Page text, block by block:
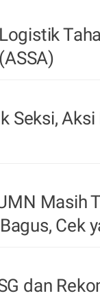
Seksi,
Masih
Cek
dan